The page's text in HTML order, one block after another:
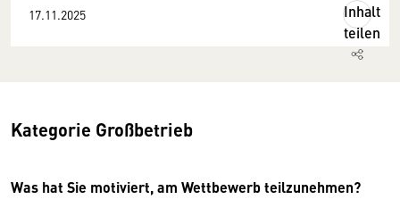
17.11.2025
Inhalt
teilen
Kategorie Großbetrieb
Was hat Sie motiviert, am Wettbewerb teilzunehmen?